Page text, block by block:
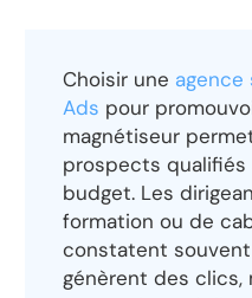
Choisir une agence
Ads pour
magnétiseur
prospects qualifiés
budget. Les
formation ou de
constatent
génèrent des clics,